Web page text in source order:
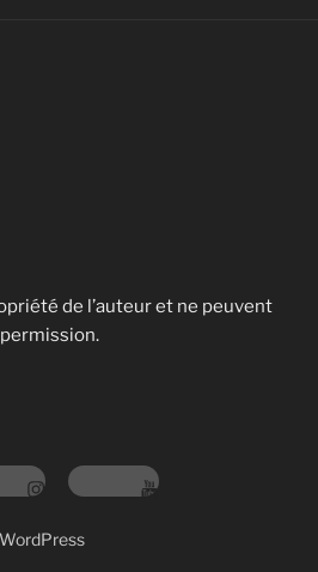
de l’auteur et ne peuvent